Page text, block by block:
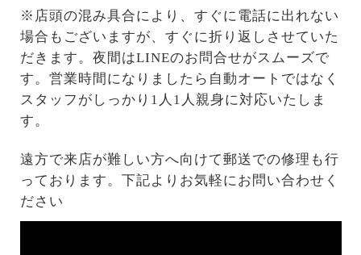
※店頭の混み具合により、すぐに電話に出れない
場合もございますが、すぐに折り返しさせていた
だきます。夜間はLINEのお問合せがスムーズで
す。営業時間になりましたら自動オートではなく
スタッフがしっかり1人1人親身に対応いたしま
す。
遠方で来店が難しい方へ向けて郵送での修理も行
っております。下記よりお気軽にお問い合わせく
ださい